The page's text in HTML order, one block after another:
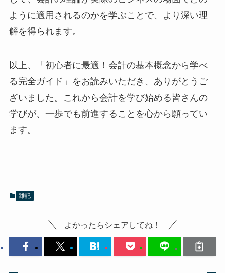
ように適用されるのかを学ぶことで、より深い理
解を得られます。
以上、「初心者に最適！会計の基本概念から学べ
る完全ガイド」をお読みいただき、ありがとうご
ざいました。これから会計を学び始める皆さんの
学びが、一歩でも前進することを心から願ってい
ます。
雑記
よかったらシェアしてね！